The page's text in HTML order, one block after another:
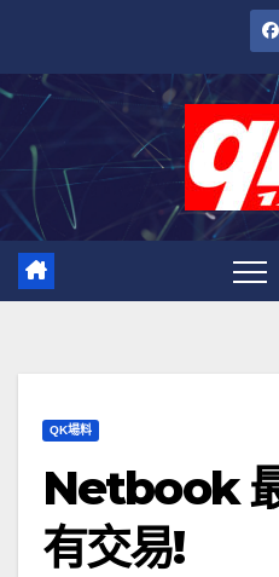
內
QK場料
Netbook
有交易!